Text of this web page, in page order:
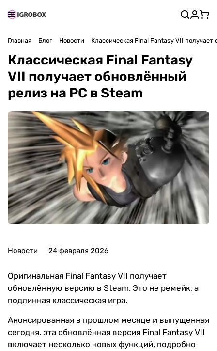
Главная Блог Новости Классическая Final Fantasy VII
Классическая Final Fantasy
VII получает обновлённый
релиз на PC в Steam
Новости 24 февраля 2026
Оригинальная Final Fantasy VII получает
обновлённую версию в Steam. Это не ремейк, а
подлинная классическая игра.
Анонсированная в прошлом месяце и выпущенная
сегодня, эта обновлённая версия Final Fantasy VII
включает несколько новых функций, подробно